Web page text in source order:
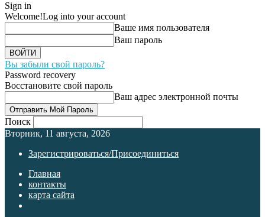
Sign in
Welcome!Log into your account
Ваше имя пользователя
Ваш пароль
Вы забыли свой пароль?
Password recovery
Восстановите свой пароль
Ваш адрес электронной почты
Поиск
Вторник, 11 августа, 2026
Зарегистрироваться/Присоединиться
Главная
контакты
карта сайта